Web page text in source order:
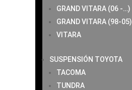
GRAND VITARA (06 -…)
GRAND VITARA (98-05)
VITARA
SUSPENSIÓN TOYOTA
TACOMA
TUNDRA